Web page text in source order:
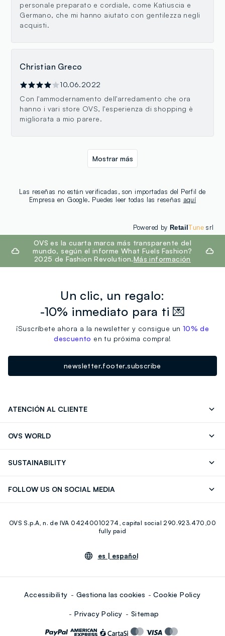
personale preparato e cordiale, come Katiuscia e
Germano, che mi hanno aiutato con gentilezza negli
acquisti.
Christian Greco
10.06.2022
Con l'ammodernamento dell'arredamento che ora
hanno i vari store OVS, l'esperienza di shopping è
migliorata a mio parere.
Las reseñas no están verificadas, son importadas del Perfil de
Empresa en Google. Puedes leer todas las reseñas aquí
Mostrar más
Powered by RetailTunesrl
footer.ariatitleOVS es la cuarta marca más transparente del
mundo, según el informe What Fuels Fashion?
2025 de Fashion Revolution.Más información
Un clic, un regalo:
-10% inmediato para ti 💌
¡Suscríbete ahora a la newsletter y consigue un 10% de
descuento en tu próxima compra!
newsletter.footer.subscribe
ATENCIÓN AL CLIENTE
OVS WORLD
SUSTAINABILITY
FOLLOW US ON SOCIAL MEDIA
Youtube Linkedin
OVS S.p.A, n. de IVA 04240010274, capital social 290.923.470,00
fully paid
es | español
Accessibility Gestiona las cookies Cookie Policy
Privacy Policy Sitemap